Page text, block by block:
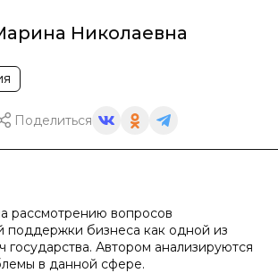
Николаевна
Поделиться
рассмотрению вопросов
поддержки бизнеса как одной из
государства. Автором анализируются
в данной сфере.